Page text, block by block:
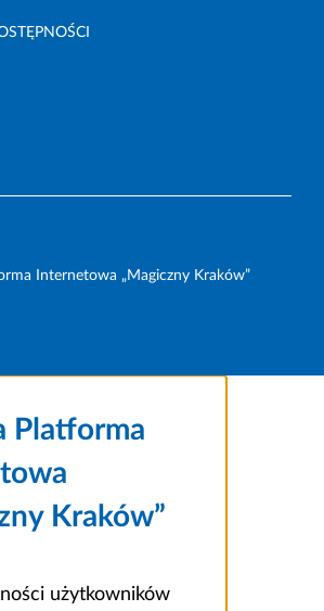
Internetowa „Magiczny Kraków”
Platforma
Kraków”
użytkowników